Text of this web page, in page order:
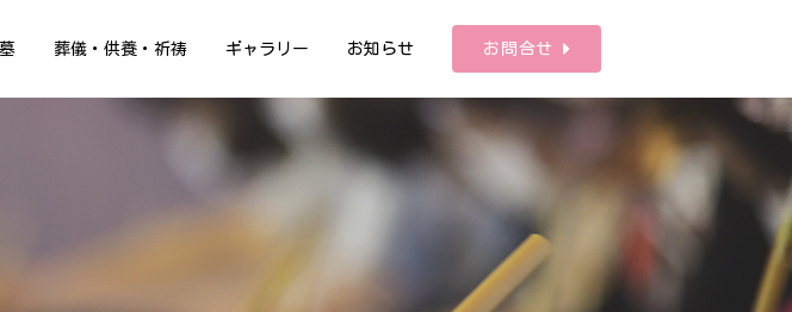
葬儀・供養・祈祷 ギャラリー お知らせ お問合せ